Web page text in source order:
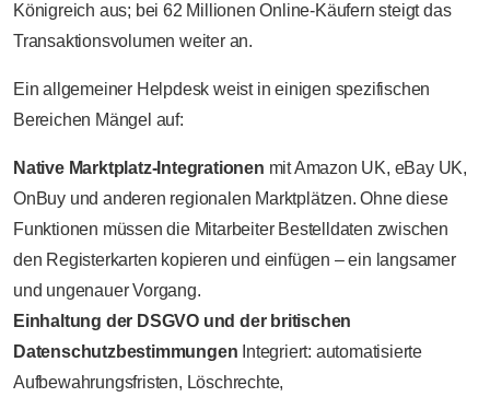
Königreich aus; bei 62 Millionen Online-Käufern steigt das
Transaktionsvolumen weiter an.
Ein allgemeiner Helpdesk weist in einigen spezifischen
Bereichen Mängel auf:
Native Marktplatz-Integrationen mit Amazon UK, eBay UK,
OnBuy und anderen regionalen Marktplätzen. Ohne diese
Funktionen müssen die Mitarbeiter Bestelldaten zwischen
den Registerkarten kopieren und einfügen – ein langsamer
und ungenauer Vorgang.
Einhaltung der DSGVO und der britischen
Datenschutzbestimmungen Integriert: automatisierte
Aufbewahrungsfristen, Löschrechte,